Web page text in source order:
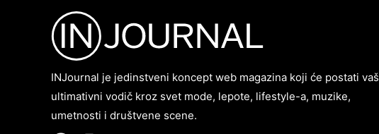
INJournal je jedinstveni koncept web magazina koji će postati vaš
ultimativni vodič kroz svet mode, lepote, lifestyle-a, muzike,
umetnosti i društvene scene.